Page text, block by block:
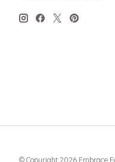
© Copyright 2026 Embrace